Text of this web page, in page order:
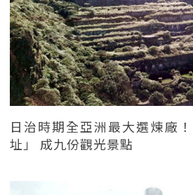
日治時期全亞洲最大選煉廠
址」 成九份觀光景點